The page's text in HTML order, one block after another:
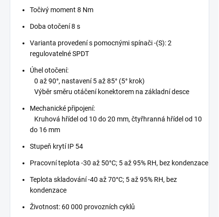
Točivý moment 8 Nm
Doba otočení 8 s
Varianta provedení s pomocnými spínači -(S): 2
regulovatelné SPDT
Úhel otočení:
0 až 90°, nastavení 5 až 85° (5° krok)
Výběr směru otáčení konektorem na základní desce
Mechanické připojení:
Kruhová hřídel od 10 dо 20 mm, čtyřhranná hřídel od 10
do 16 mm
Stupeň krytí IP 54
Pracovní teplota -30 až 50°С; 5 až 95% RH, bez kondenzace
Teplota skladování -40 až 70°С; 5 až 95% RH, bez
kondenzace
Životnost: 60 000 provozních cyklů